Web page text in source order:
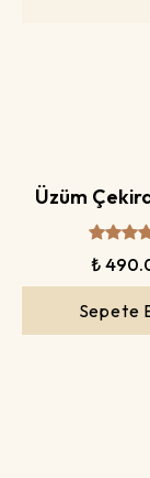
Üzüm
₺
Sepete